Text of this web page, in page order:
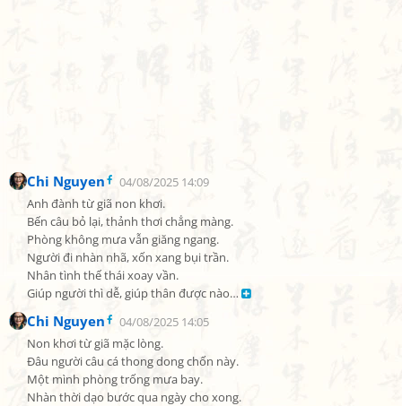
Chi Nguyen
04/08/2025 14:09
Anh đành từ giã non khơi.
Bến câu bỏ lại, thảnh thơi chẳng màng.
Phòng không mưa vẫn giăng ngang.
Người đi nhàn nhã, xốn xang bụi trần.
Nhân tình thế thái xoay vần.
Giúp người thì dễ, giúp thân được nào…
Chi Nguyen
04/08/2025 14:05
Non khơi từ giã mặc lòng.
Đâu người câu cá thong dong chốn này.
Một mình phòng trống mưa bay.
Nhàn thời dạo bước qua ngày cho xong.